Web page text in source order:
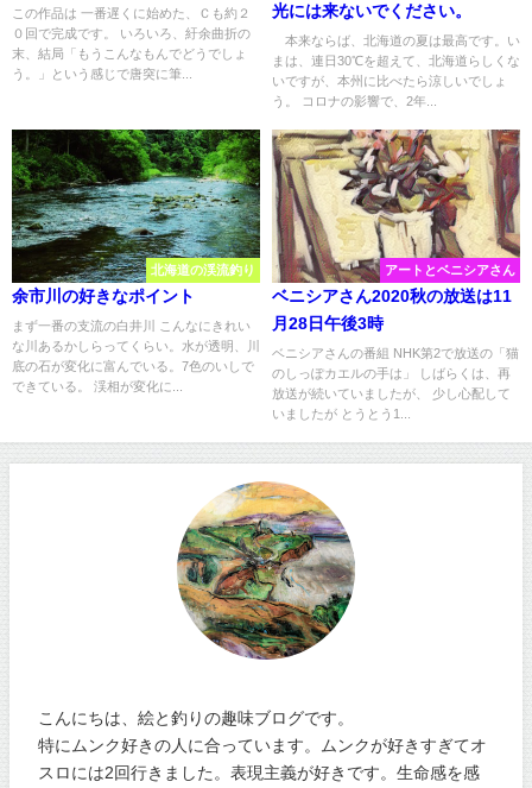
この作品は 一番遅くに始めた、Ｃも約２
０回で完成です。 いろいろ、紆余曲折の
末、結局「もうこんなもんでどうでしょ
う。」という感じで唐突に筆...
光には来ないでください。
本来ならば、北海道の夏は最高です。い
まは、連日30℃を超えて、北海道らしくな
いですが、本州に比べたら涼しいでしょ
う。 コロナの影響で、2年...
北海道の渓流釣り
余市川の好きなポイント
まず一番の支流の白井川 こんなにきれい
な川あるかしらってくらい。水が透明、川
底の石が変化に富んでいる。7色のいしで
できている。 渓相が変化に...
アートとベニシアさん
ベニシアさん2020秋の放送は11
月28日午後3時
ベニシアさんの番組 NHK第2で放送の「猫
のしっぽカエルの手は」 しばらくは、再
放送が続いていましたが、 少し心配して
いましたが とうとう1...
こんにちは、絵と釣りの趣味ブログです。
特にムンク好きの人に合っています。ムンクが好きすぎてオ
スロには2回行きました。表現主義が好きです。生命感を感